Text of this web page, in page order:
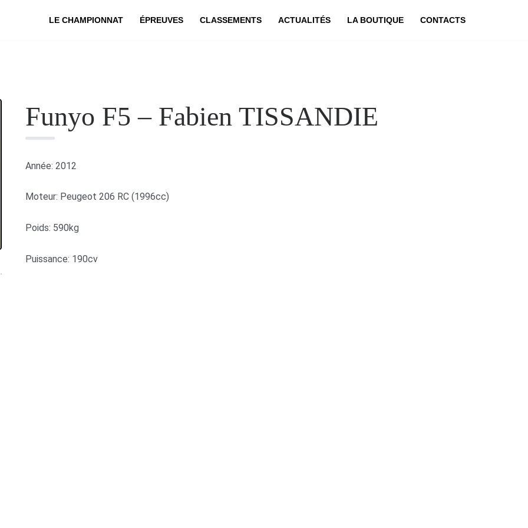
LE CHAMPIONNAT ÉPREUVES CLASSEMENTS ACTUALITÉS LA BOUTIQUE CONTACTS
Funyo F5 – Fabien TISSANDIE
Année: 2012
Moteur: Peugeot 206 RC (1996cc)
Poids: 590kg
Puissance: 190cv